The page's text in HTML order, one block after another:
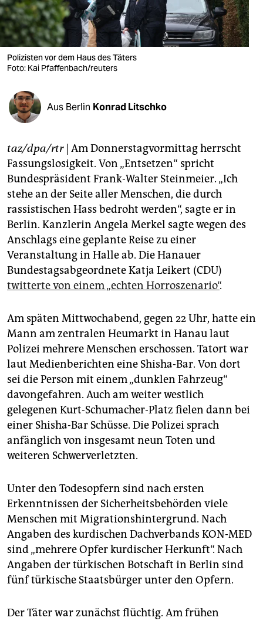
verlag
verlag
veranstaltungen
shop
fragen & hilfe
unterstützen
abo
genossenschaft
epaper login
Polizisten vor dem Haus des Täters
Foto: Kai Pfaffenbach/reuters
Aus Berlin Konrad Litschko
taz/dpa/rtr| Am Donnerstagvormittag herrscht
Fassungslosigkeit. Von „Entsetzen“ spricht
Bundespräsident Frank-Walter Steinmeier. „Ich
stehe an der Seite aller Menschen, die durch
rassistischen Hass bedroht werden“, sagte er in
Berlin. Kanzlerin Angela Merkel sagte wegen des
Anschlags eine geplante Reise zu einer
Veranstaltung in Halle ab. Die Hanauer
Bundestagsabgeordnete Katja Leikert (CDU)
twitterte von einem „echten Horroszenario“.
Am späten Mittwochabend, gegen 22 Uhr, hatte ein
Mann am zentralen Heumarkt in Hanau laut
Polizei mehrere Menschen erschossen. Tatort war
laut Medienberichten eine Shisha-Bar. Von dort
sei die Person mit einem „dunklen Fahrzeug“
davongefahren. Auch am weiter westlich
gelegenen Kurt-Schumacher-Platz fielen dann bei
einer Shisha-Bar Schüsse. Die Polizei sprach
anfänglich von insgesamt neun Toten und
weiteren Schwerverletzten.
Unter den Todesopfern sind nach ersten
Erkenntnissen der Sicherheitsbehörden viele
Menschen mit Migrationshintergrund. Nach
Angaben des kurdischen Dachverbands KON-MED
sind „mehrere Opfer kurdischer Herkunft“. Nach
Angaben der türkischen Botschaft in Berlin sind
fünf türkische Staatsbürger unter den Opfern.
Der Täter war zunächst flüchtig. Am frühen